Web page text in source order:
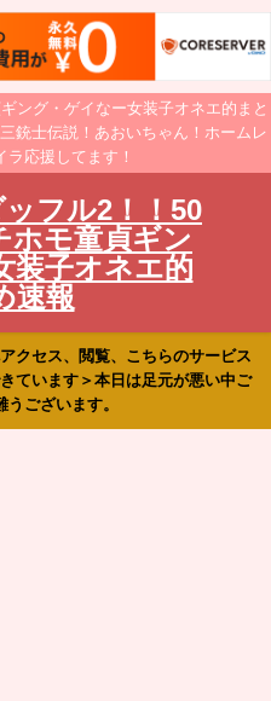
ング・ゲイなー女装子オネエ的まと
銃士伝説！あおいちゃん！ホームレ
ラ応援してます！
フル2！！50
ホモ童貞ギン
装子オネエ的
速報
クセス、閲覧、こちらのサービス
ています＞本日は足元が悪い中ご
うございます。